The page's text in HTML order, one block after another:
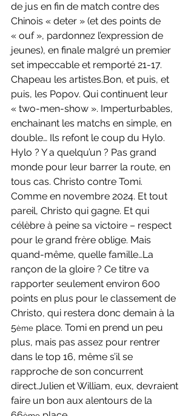
de jus en fin de match contre des
Chinois « deter » (et des points de
« ouf », pardonnez l’expression de
jeunes), en finale malgré un premier
set impeccable et remporté 21-17.
Chapeau les artistes.Bon, et puis, et
puis, les Popov. Qui continuent leur
« two-men-show ». Imperturbables,
enchainant les matchs en simple, en
double… Ils refont le coup du Hylo.
Hylo ? Y a quelqu’un ? Pas grand
monde pour leur barrer la route, en
tous cas. Christo contre Tomi.
Comme en novembre 2024. Et tout
pareil, Christo qui gagne. Et qui
célèbre à peine sa victoire – respect
pour le grand frère oblige. Mais
quand-même, quelle famille…La
rançon de la gloire ? Ce titre va
rapporter seulement environ 600
points en plus pour le classement de
Christo, qui restera donc demain à la
5ème place. Tomi en prend un peu
plus, mais pas assez pour rentrer
dans le top 16, même s’il se
rapproche de son concurrent
direct.Julien et William, eux, devraient
faire un bon aux alentours de la